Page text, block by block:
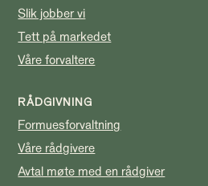
Slik jobber vi
Tett på markedet
Våre forvaltere
RÅDGIVNING
Formuesforvaltning
Våre rådgivere
Avtal møte med en rådgiver